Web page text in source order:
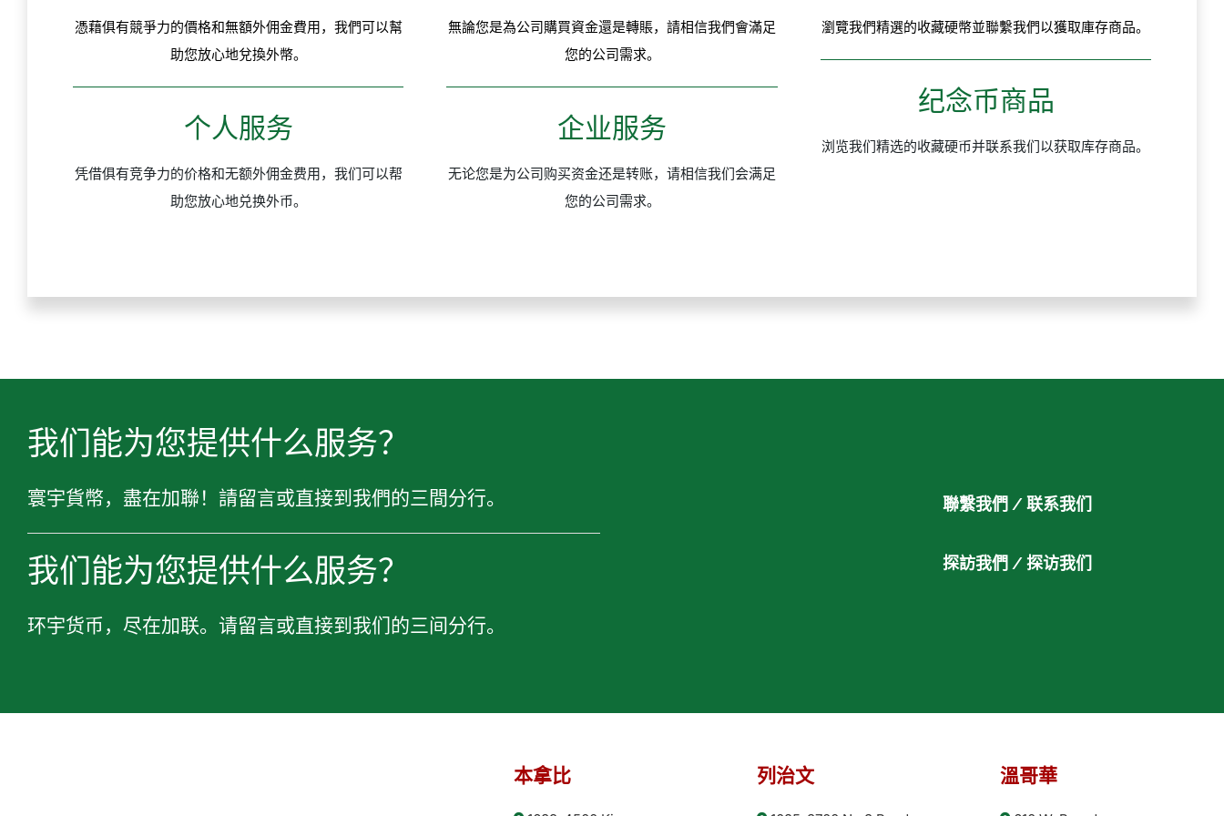
憑藉俱有競爭力的價格和無額外佣金費用，我們可以幫
助您放心地兌換外幣。
个人服务
凭借俱有竞争力的价格和无额外佣金费用，我们可以帮
助您放心地兑换外币。
無論您是為公司購買資金還是轉賬，請相信我們會滿足
您的公司需求。
企业服务
无论您是为公司购买资金还是转账，请相信我们会满足
您的公司需求。
瀏覽我們精選的收藏硬幣並聯繫我們以獲取庫存商品。
纪念币商品
浏览我们精选的收藏硬币并联系我们以获取库存商品。
我们能为您提供什么服务？
寰宇貨幣，盡在加聯！請留言或直接到我們的三間分行。
我们能为您提供什么服务？
环宇货币，尽在加联。请留言或直接到我们的三间分行。
聯繫我們 / 联系我们
探訪我們 / 探访我们
本拿比 列治文 溫哥華